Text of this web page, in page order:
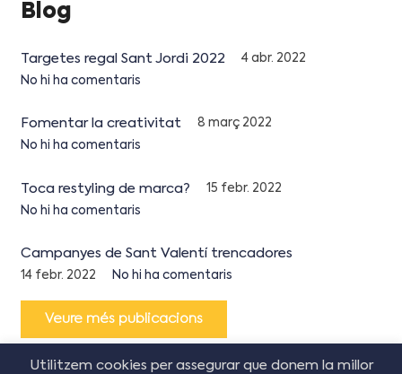
Blog
Targetes regal Sant Jordi 2022
4 abr. 2022
No hi ha comentaris
Fomentar la creativitat
8 març 2022
No hi ha comentaris
Toca restyling de marca?
15 febr. 2022
No hi ha comentaris
Campanyes de Sant Valentí trencadores
14 febr. 2022 No hi ha comentaris
Veure més publicacions
Utilitzem cookies per assegurar que donem la millor